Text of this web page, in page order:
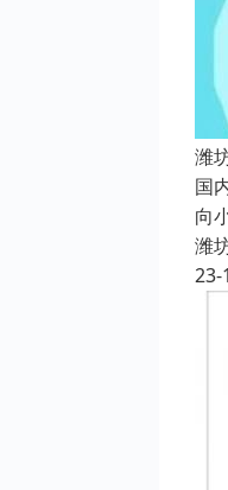
潍
国
向
潍
23-